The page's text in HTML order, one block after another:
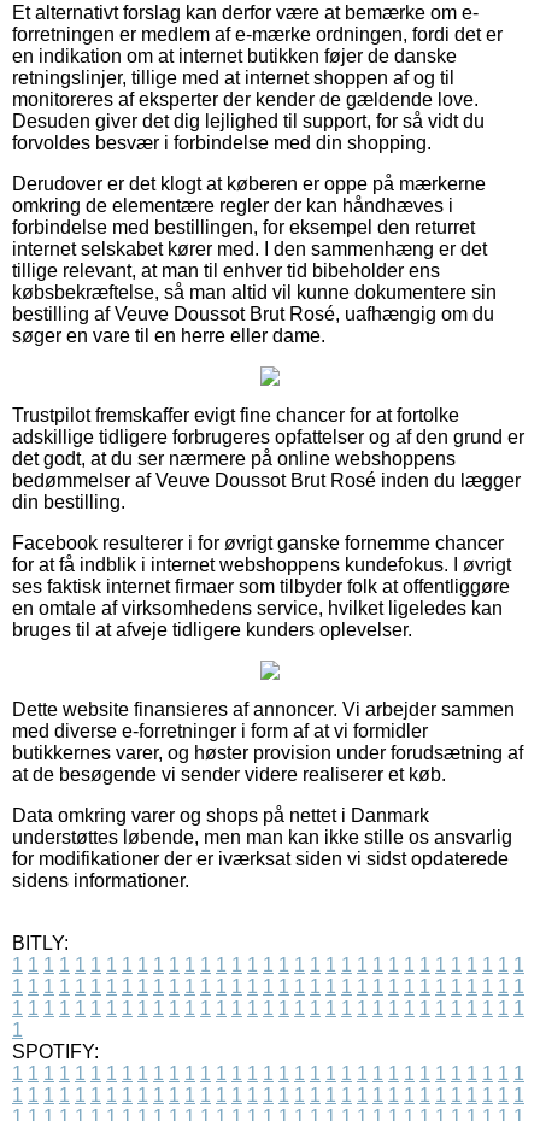
Et alternativt forslag kan derfor være at bemærke om e-
forretningen er medlem af e-mærke ordningen, fordi det er
en indikation om at internet butikken føjer de danske
retningslinjer, tillige med at internet shoppen af og til
monitoreres af eksperter der kender de gældende love.
Desuden giver det dig lejlighed til support, for så vidt du
forvoldes besvær i forbindelse med din shopping.
Derudover er det klogt at køberen er oppe på mærkerne
omkring de elementære regler der kan håndhæves i
forbindelse med bestillingen, for eksempel den returret
internet selskabet kører med. I den sammenhæng er det
tillige relevant, at man til enhver tid bibeholder ens
købsbekræftelse, så man altid vil kunne dokumentere sin
bestilling af Veuve Doussot Brut Rosé, uafhængig om du
søger en vare til en herre eller dame.
Trustpilot fremskaffer evigt fine chancer for at fortolke
adskillige tidligere forbrugeres opfattelser og af den grund er
det godt, at du ser nærmere på online webshoppens
bedømmelser af Veuve Doussot Brut Rosé inden du lægger
din bestilling.
Facebook resulterer i for øvrigt ganske fornemme chancer
for at få indblik i internet webshoppens kundefokus. I øvrigt
ses faktisk internet firmaer som tilbyder folk at offentliggøre
en omtale af virksomhedens service, hvilket ligeledes kan
bruges til at afveje tidligere kunders oplevelser.
Dette website finansieres af annoncer. Vi arbejder sammen
med diverse e-forretninger i form af at vi formidler
butikkernes varer, og høster provision under forudsætning af
at de besøgende vi sender videre realiserer et køb.
Data omkring varer og shops på nettet i Danmark
understøttes løbende, men man kan ikke stille os ansvarlig
for modifikationer der er iværksat siden vi sidst opdaterede
sidens informationer.
BITLY:
1 1 1 1 1 1 1 1 1 1 1 1 1 1 1 1 1 1 1 1 1 1 1 1 1 1 1 1 1 1 1 1 1
1 1 1 1 1 1 1 1 1 1 1 1 1 1 1 1 1 1 1 1 1 1 1 1 1 1 1 1 1 1 1 1 1
1 1 1 1 1 1 1 1 1 1 1 1 1 1 1 1 1 1 1 1 1 1 1 1 1 1 1 1 1 1 1 1 1
1
SPOTIFY:
1 1 1 1 1 1 1 1 1 1 1 1 1 1 1 1 1 1 1 1 1 1 1 1 1 1 1 1 1 1 1 1 1
1 1 1 1 1 1 1 1 1 1 1 1 1 1 1 1 1 1 1 1 1 1 1 1 1 1 1 1 1 1 1 1 1
1 1 1 1 1 1 1 1 1 1 1 1 1 1 1 1 1 1 1 1 1 1 1 1 1 1 1 1 1 1 1 1 1